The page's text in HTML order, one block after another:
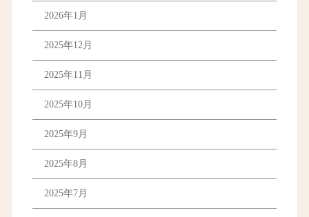
2026年1月
2025年12月
2025年11月
2025年10月
2025年9月
2025年8月
2025年7月